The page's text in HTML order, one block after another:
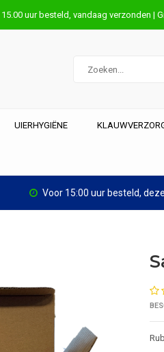
uur besteld, vandaag verzonden |
UIERHYGIËNE
Voor 15:00 uur besteld,